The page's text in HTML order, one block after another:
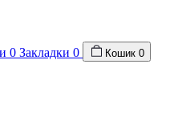
0 Закладки 0 Кошик 0